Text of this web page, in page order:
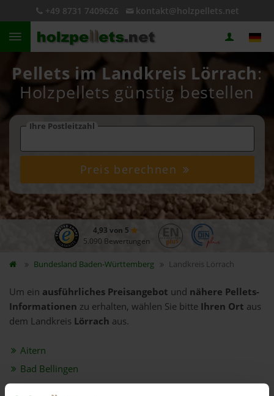
+49 8731 7409626 kontakt@holzpellets.net
Pellets im Landkreis Lörrach:
Holzpellets günstig bestellen
Ihre Postleitzahl
Preis berechnen
4,93 von 5
5.090 Bewertungen
Bundesland Baden-Württemberg Landkreis Lörrach
Um ein ausführliches Preisangebot und nähere Pellets-
Informationen zu erhalten, wählen Sie bitte Ihren Ort aus
dem Landkreis Lörrach aus.
Aitern
Bad Bellingen
Binzen